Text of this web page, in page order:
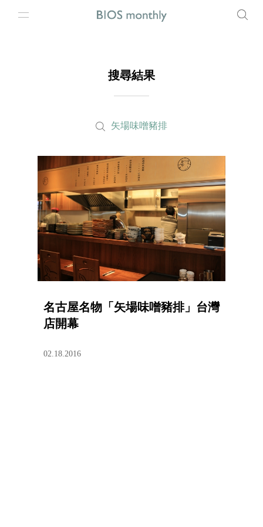
搜尋結果
矢場味噌豬排
名古屋名物「矢場味噌豬排」台灣
店開幕
02.18.2016